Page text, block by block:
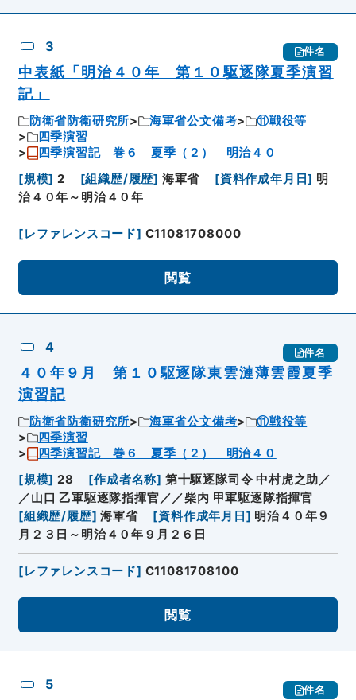
3 件名
中表紙「明治４０年 第１０駆逐隊夏季演習
記」
防衛省防衛研究所 海軍省公文備考
⑪戦役等
四季演習
四季演習記 巻６ 夏季（２） 明治４０
[規模] 2 [組織歴/履歴] 海軍省 [資料作成年月日] 明
治４０年～明治４０年
[レファレンスコード] C11081708000
閲覧
4 件名
４０年９月 第１０駆逐隊東雲漣薄雲霞夏季
演習記
防衛省防衛研究所 海軍省公文備考
⑪戦役等
四季演習
四季演習記 巻６ 夏季（２） 明治４０
[規模] 28 [作成者名称] 第十駆逐隊司令 中村虎之助／
／山口 乙軍駆逐隊指揮官／／柴内 甲軍駆逐隊指揮官
[組織歴/履歴] 海軍省 [資料作成年月日 ] 明治４０年９
月２３日～明治４０年９月２６日
[レファレンスコード] C11081708100
閲覧
5 件名